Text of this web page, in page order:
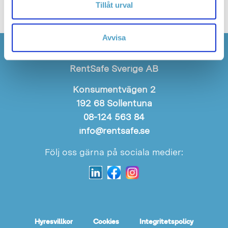
Tillåt urval
Avvisa
RentSafe Sverige AB
Konsumentvägen 2
192 68 Sollentuna
08-124 563 84
info@rentsafe.se
Följ oss gärna på sociala medier:
Hyresvillkor Cookies Integritetspolicy